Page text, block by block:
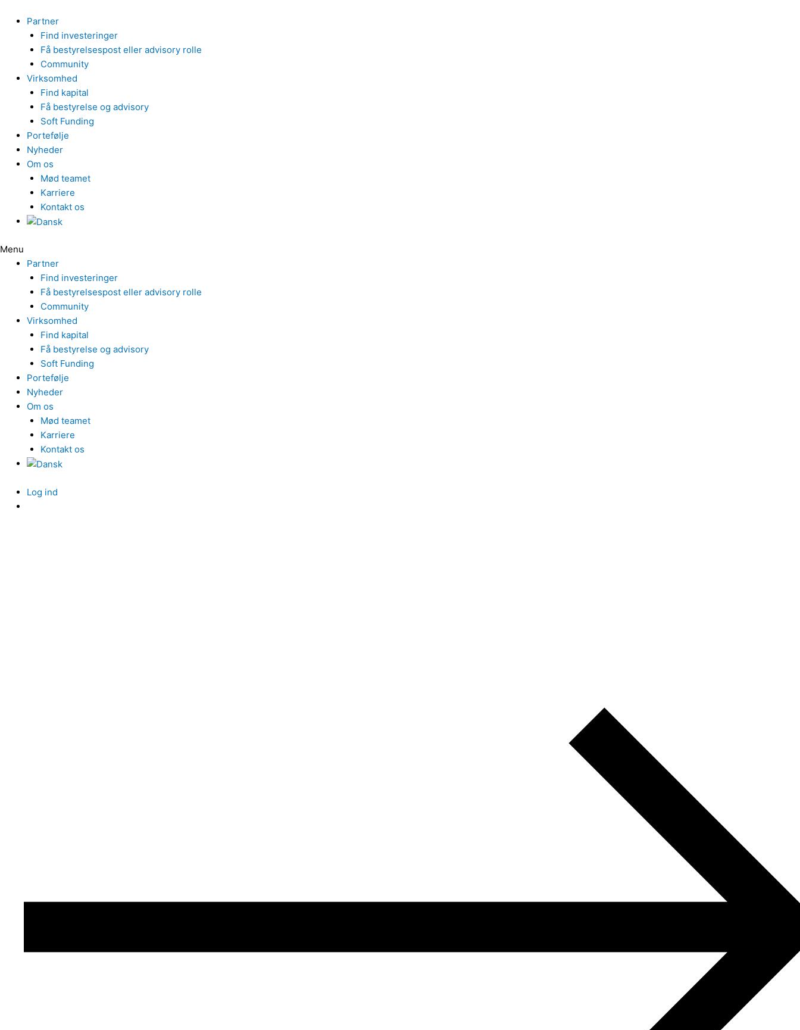
indholdet
Partner
Find investeringer
Få bestyrelsespost eller advisory rolle
Community
Virksomhed
Find kapital
Få bestyrelse og advisory
Soft Funding
Portefølje
Nyheder
Om os
Mød teamet
Karriere
Kontakt os
Menu
Partner
Find investeringer
Få bestyrelsespost eller advisory rolle
Community
Virksomhed
Find kapital
Få bestyrelse og advisory
Soft Funding
Portefølje
Nyheder
Om os
Mød teamet
Karriere
Kontakt os
Log ind